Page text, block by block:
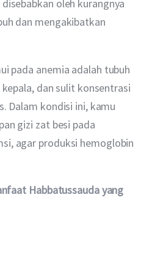
oleh kurangnya
dan mengakibatkan
pada anemia adalah tubuh
dan sulit konsentrasi
Dalam kondisi ini, kamu
gizi zat besi pada
agar produksi hemoglobin
Habbatussauda yang